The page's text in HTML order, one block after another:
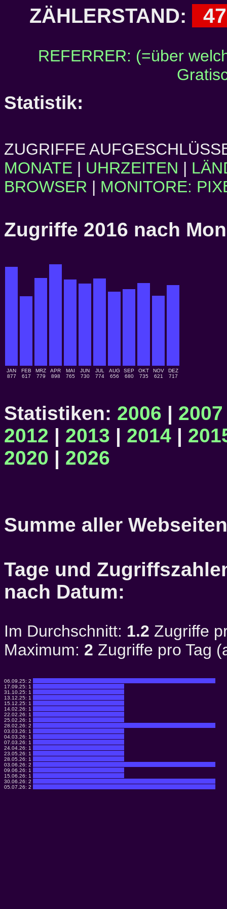
ZÄHLERSTAND:
REFERRER: (=über
Statistik:
ZUGRIFFE
MONATE | UHRZEITEN |
BROWSER | MONITORE:
Zugriffe 2016 nach
JAN
877
FEB
617
MRZ
779
APR
898
MAI
765
JUN
730
JUL
774
AUG
656
SEP
680
OKT
735
NOV
621
DEZ
717
Statistiken: 2006 | 2007
2012 | 2013 | 2014 |
2020 | 2026
Summe aller
Tage und
nach Datum:
Im Durchschnitt: 1.2 Zugriffe
Maximum: 2 Zugriffe pro Tag
06.09.25: 2
17.09.25: 1
31.10.25: 1
13.12.25: 1
15.12.25: 1
14.02.26: 1
22.02.26: 1
25.02.26: 1
28.02.26: 2
03.03.26: 1
04.03.26: 1
07.03.26: 1
24.04.26: 1
23.05.26: 1
28.05.26: 1
03.06.26: 2
09.06.26: 1
15.06.26: 1
30.06.26: 2
05.07.26: 2